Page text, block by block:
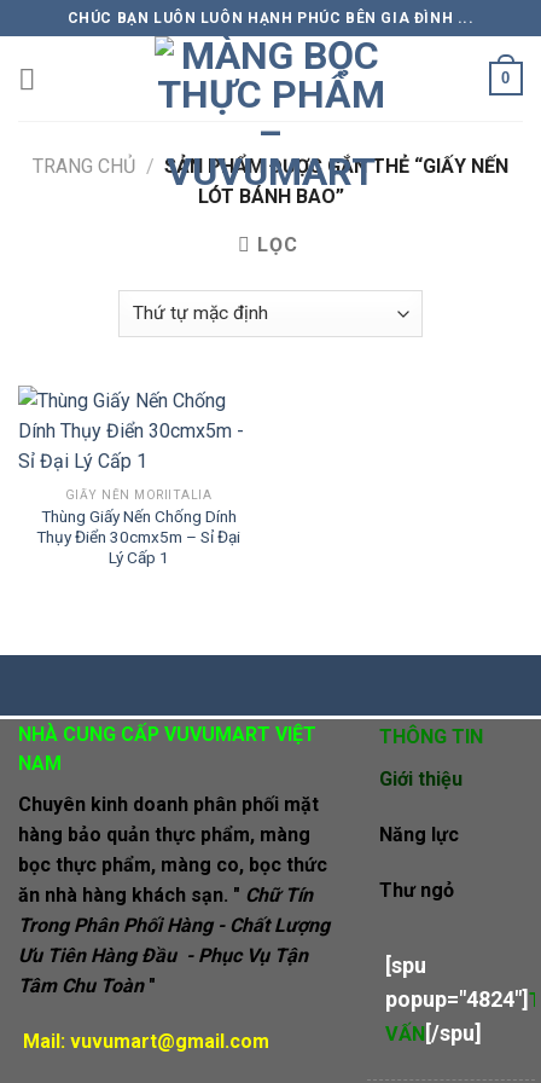
to
content
CHÚC BẠN LUÔN LUÔN HẠNH PHÚC BÊN GIA ĐÌNH ...
0
TRANG CHỦ / SẢN PHẨM ĐƯỢC GẮN THẺ “GIẤY NẾN
LÓT BÁNH BAO”
LỌC
GIẤY NẾN MORIITALIA
Thùng Giấy Nến Chống Dính
Thụy Điển 30cmx5m – Sỉ Đại
Lý Cấp 1
NHÀ CUNG CẤP VUVUMART VIỆT
NAM
Chuyên kinh doanh phân phối mặt
hàng bảo quản thực phẩm, màng
bọc thực phẩm, màng co, bọc thức
ăn nhà hàng khách sạn. " Chữ Tín
Trong Phân Phối Hàng - Chất Lượng
Ưu Tiên Hàng Đầu - Phục Vụ Tận
Tâm Chu Toàn"
Mail: vuvumart@gmail.com
THÔNG TIN
Giới thiệu
Năng lực
Thư ngỏ
[spu
popup="4824"]
VẤN[/spu]